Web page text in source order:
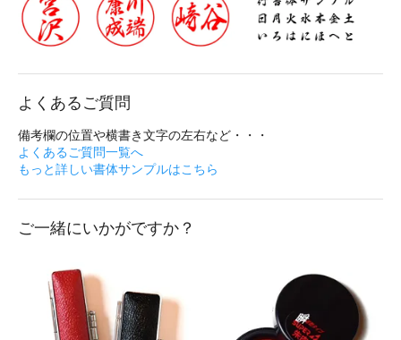
よくあるご質問
備考欄の位置や横書き文字の左右など・・・
よくあるご質問一覧へ
もっと詳しい書体サンプルはこちら
ご一緒にいかがですか？